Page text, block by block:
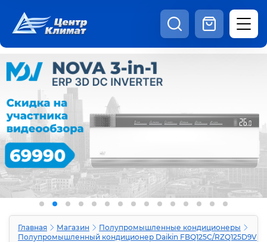
Каталог
Статьи
Наши работы Отзывы
Доставка и оплата Оферта
Контакты
8:00 - 20:00 Шоурум
Главная Магазин
Полупромышленные кондиционеры
Полупромышленный кондиционер Daikin FBQ125C/RZQ125D9V